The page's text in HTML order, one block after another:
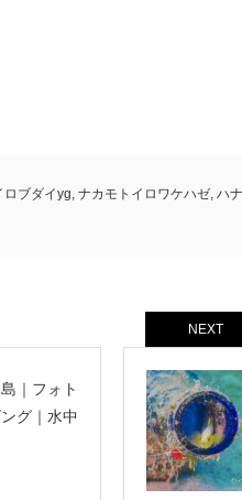
ロブダイyg, ナカモトイロワケハゼ, ハ
｜フォト
グ｜水中
NEXT